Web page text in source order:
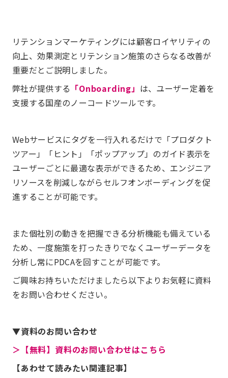
リテンションマーケティングには顧客ロイヤリティの
向上、効果測定とリテンション施策のさらなる改善が
重要だとご説明しました。
弊社が提供する 「Onboarding」 は、ユーザー定着を
支援する国産のノーコードツールです。
Webサービスにタグを一行入れるだけで「プロダクト
ツアー」「ヒント」「ポップアップ」のガイド表示を
ユーザーごとに最適な表示ができるため、エンジニア
リソースを削減しながらセルフオンボーディングを促
進することが可能です。
また個社別の動きを把握できる分析機能も備えている
ため、一度施策を打ったきりでなくユーザーデータを
分析し常にPDCAを回すことが可能です。
ご興味お持ちいただけましたら以下よりお気軽に資料
をお問い合わせください。
▼資料のお問い合わせ
＞【無料】資料のお問い合わせはこちら
【あわせて読みたい関連記事】